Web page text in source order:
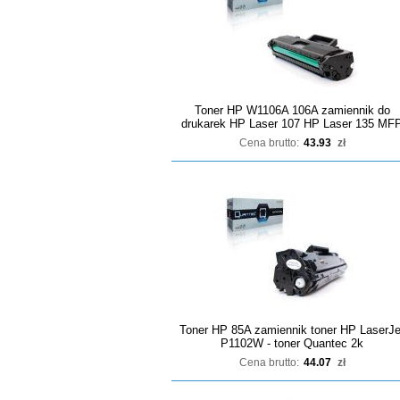
Toner HP W1106A 106A zamiennik do
drukarek HP Laser 107 HP Laser 135
Cena brutto: 43.93 zł
Toner HP 85A zamiennik toner HP
P1102W - toner Quantec 2k
Cena brutto: 44.07 zł